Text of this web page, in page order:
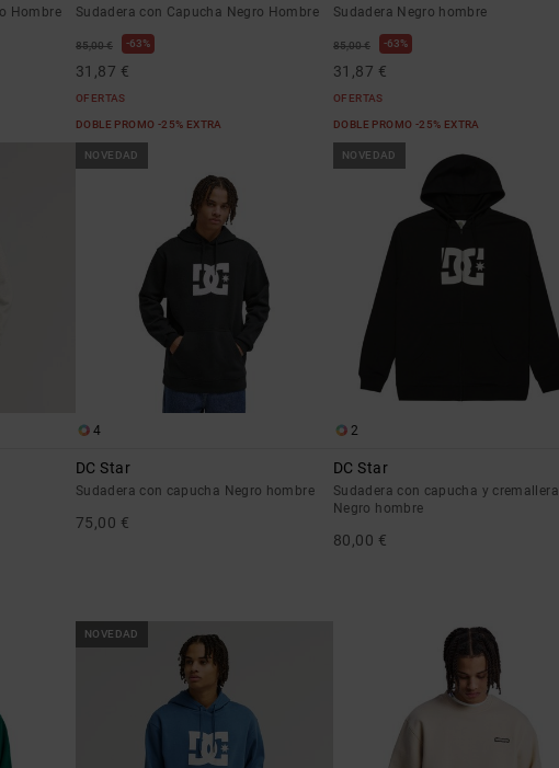
Hombre Sudadera con Capucha Negro Hombre
85,00 € 63%
31,87 €
OFERTAS
DOBLE PROMO -25% EXTRA
Sudadera Negro hombre
85,00 € 63%
31,87 €
OFERTAS
DOBLE PROMO -25% EXTRA
NOVEDAD
4
DC Star
Sudadera con capucha Negro hombre
75,00 €
NOVEDAD
2
DC Star
Sudadera con capucha y cremallera
Negro hombre
80,00 €
NOVEDAD